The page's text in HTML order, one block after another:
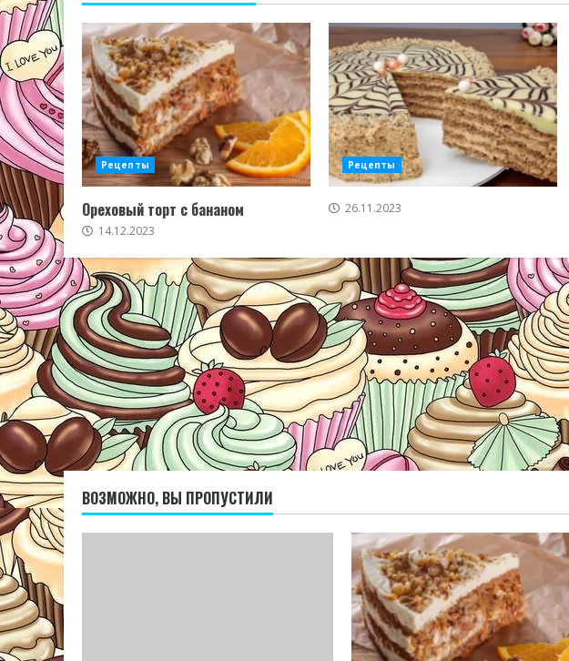
Рецепты
Ореховый торт с бананом
14.12.2023
Рецепты
26.11.2023
ВОЗМОЖНО, ВЫ ПРОПУСТИЛИ